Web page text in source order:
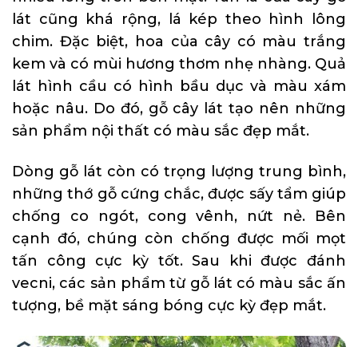
lát cũng khá rộng, lá kép theo hình lông
chim. Đặc biệt, hoa của cây có màu trắng
kem và có mùi hương thơm nhẹ nhàng. Quả
lát hình cầu có hình bầu dục và màu xám
hoặc nâu. Do đó, gỗ cây lát tạo nên những
sản phẩm nội thất có màu sắc đẹp mắt.
Dòng gỗ lát còn có trọng lượng trung bình,
những thớ gỗ cứng chắc, được sấy tẩm giúp
chống co ngót, cong vênh, nứt nẻ. Bên
cạnh đó, chúng còn chống được mối mọt
tấn công cực kỳ tốt. Sau khi được đánh
vecni, các sản phẩm từ gỗ lát có màu sắc ấn
tượng, bề mặt sáng bóng cực kỳ đẹp mắt.